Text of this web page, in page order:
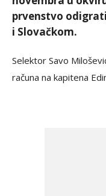
prvenstvo
i Slovačkom.
Selektor Savo
računa na kapitena